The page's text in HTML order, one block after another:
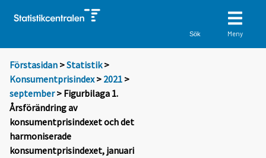
Sök Meny
Förstasidan >Statistik >
Konsumentprisindex> 2021 >
september> Figurbilaga 1.
Årsförändring av
konsumentprisindexet och det
harmoniserade
konsumentprisindexet, januari